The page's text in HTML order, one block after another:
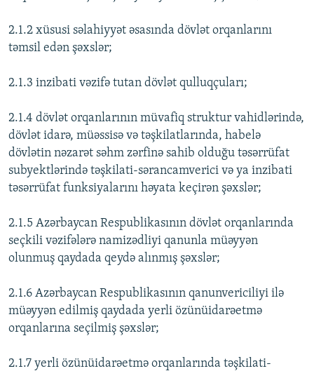
2.1.2 xüsusi səlahiyyət əsasında dövlət orqanlarını
təmsil edən şəxslər;
2.1.3 inzibati vəzifə tutan dövlət qulluqçuları;
2.1.4 dövlət orqanlarının müvafiq struktur vahidlərində,
dövlət idarə, müəssisə və təşkilatlarında, habelə
dövlətin nəzarət səhm zərfinə sahib olduğu təsərrüfat
subyektlərində təşkilati-sərancamverici və ya inzibati
təsərrüfat funksiyalarını həyata keçirən şəxslər;
2.1.5 Azərbaycan Respublikasının dövlət orqanlarında
seçkili vəzifələrə namizədliyi qanunla müəyyən
olunmuş qaydada qeydə alınmış şəxslər;
2.1.6 Azərbaycan Respublikasının qanunvericiliyi ilə
müəyyən edilmiş qaydada yerli özünüidarəetmə
orqanlarına seçilmiş şəxslər;
2.1.7 yerli özünüidarəetmə orqanlarında təşkilati-